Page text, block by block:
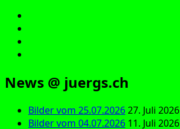
News @ juergs.ch
Bilder vom 25.07.202627. Juli 2026
Bilder vom 04.07.2026 11. Juli 2026